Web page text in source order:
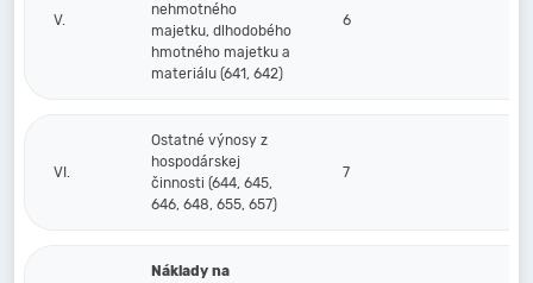
V.
nehmotného
majetku, dlhodobého
hmotného majetku a
materiálu (641, 642)
6
VI.
Ostatné výnosy z
hospodárskej
činnosti (644, 645,
646, 648, 655, 657)
7
Náklady na